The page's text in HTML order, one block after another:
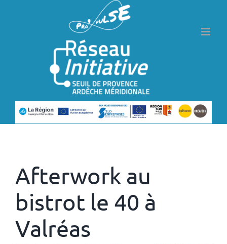
Précédent Suivant
Afterwork au
bistrot le 40 à
Valréas